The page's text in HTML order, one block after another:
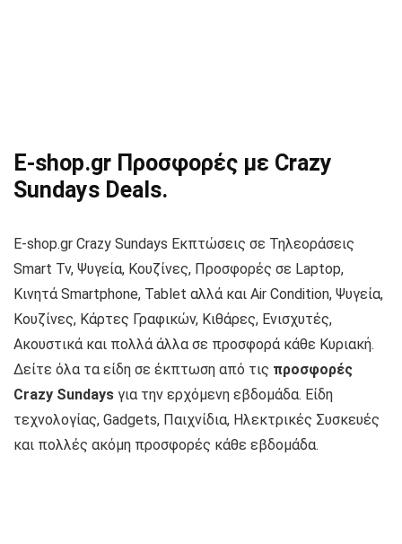
E-shop.gr Προσφορές με Crazy
Sundays Deals.
E-shop.gr Crazy Sundays Εκπτώσεις σε Τηλεοράσεις
Smart Tv, Ψυγεία, Κουζίνες, Προσφορές σε Laptop,
Κινητά Smartphone, Tablet αλλά και Air Condition, Ψυγεία,
Κουζίνες, Κάρτες Γραφικών, Κιθάρες, Ενισχυτές,
Ακουστικά και πολλά άλλα σε προσφορά κάθε Κυριακή.
Δείτε όλα τα είδη σε έκπτωση από τις προσφορές
Crazy Sundays για την ερχόμενη εβδομάδα. Είδη
τεχνολογίας, Gadgets, Παιχνίδια, Ηλεκτρικές Συσκευές
και πολλές ακόμη προσφορές κάθε εβδομάδα.